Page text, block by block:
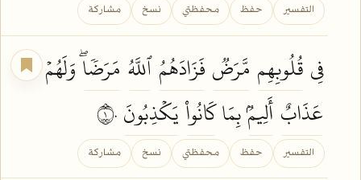
التفسير حفظ محفظتي نسخ مشاركة
فِي قُلُوبِهِم مَّرَضٞ فَزَادَهُمُ ٱللَّهُ مَرَضٗاۖوَلَهُمۡ
عَذَابٌ أَلِيمُۢبِمَاكَانُواْيَكۡذِبُونَ
التفسير حفظ محفظتي نسخ مشاركة